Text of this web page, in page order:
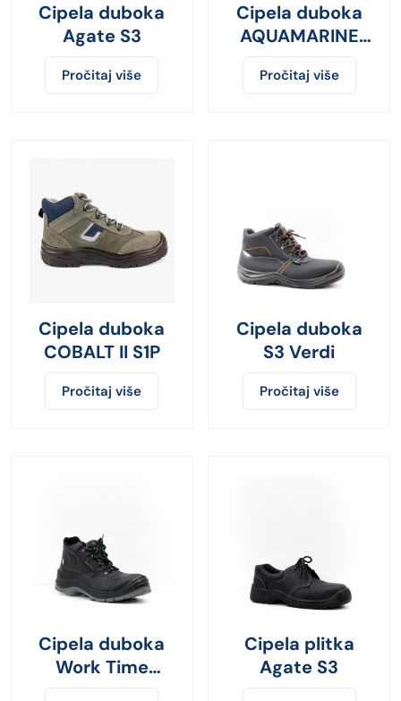
Cipela duboka
Agate S3
Pročitaj više
Cipela duboka
AQUAMARINE
S3
Pročitaj više
Cipela duboka
COBALT II S1P
Pročitaj više
Cipela duboka
S3 Verdi
Pročitaj više
Cipela duboka
Work Time
Strong sa č.k. i
Cipela plitka
Agate S3